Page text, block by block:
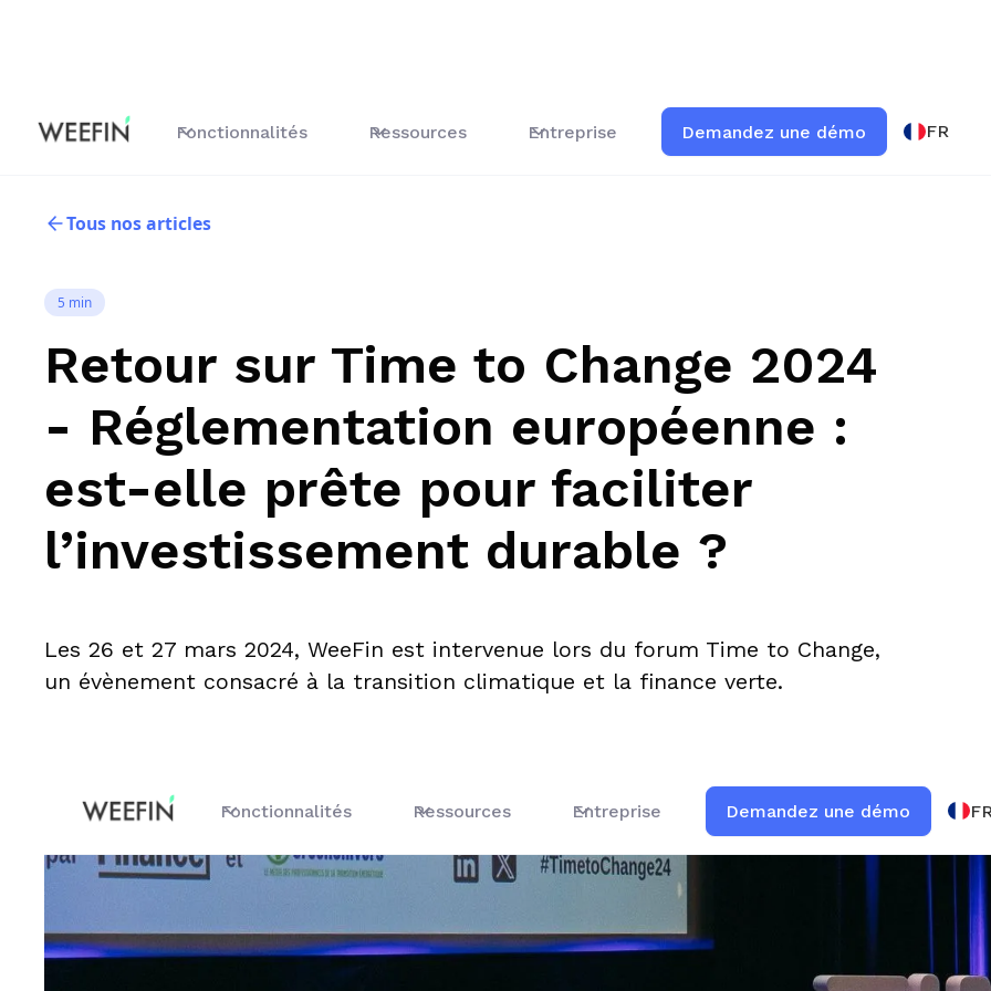
Fonctionnalités Ressources Entreprise Demandez une démo FR
Tous nos articles
5 min
Retour sur Time to Change 2024
- Réglementation européenne :
est-elle prête pour faciliter
l’investissement durable ?
Les 26 et 27 mars 2024, WeeFin est intervenue lors du forum Time to Change,
un évènement consacré à la transition climatique et la finance verte.
Fonctionnalités Ressources Entreprise Demandez une démo